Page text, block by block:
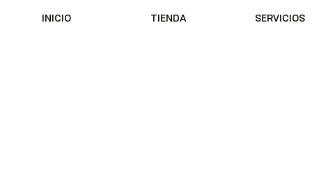
INICIO TIENDA SERVICIOS